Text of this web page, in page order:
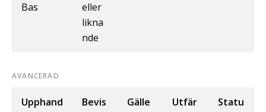
Bas
eller
likna
nde
AVANCERAD
Upphand
Bevis
Gälle
Utfär
Statu